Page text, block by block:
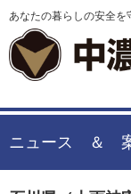
あなたの暮らしの安全を
ニュース ＆